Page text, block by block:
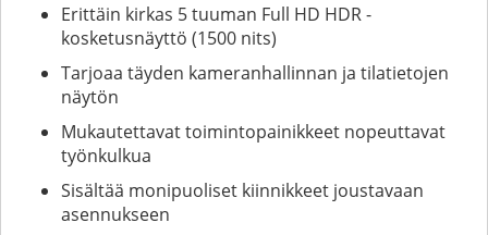
Erittäin kirkas 5 tuuman Full HD HDR -
kosketusnäyttö (1500 nits)
Tarjoaa täyden kameranhallinnan ja tilatietojen
näytön
Mukautettavat toimintopainikkeet nopeuttavat
työnkulkua
Sisältää monipuoliset kiinnikkeet joustavaan
asennukseen